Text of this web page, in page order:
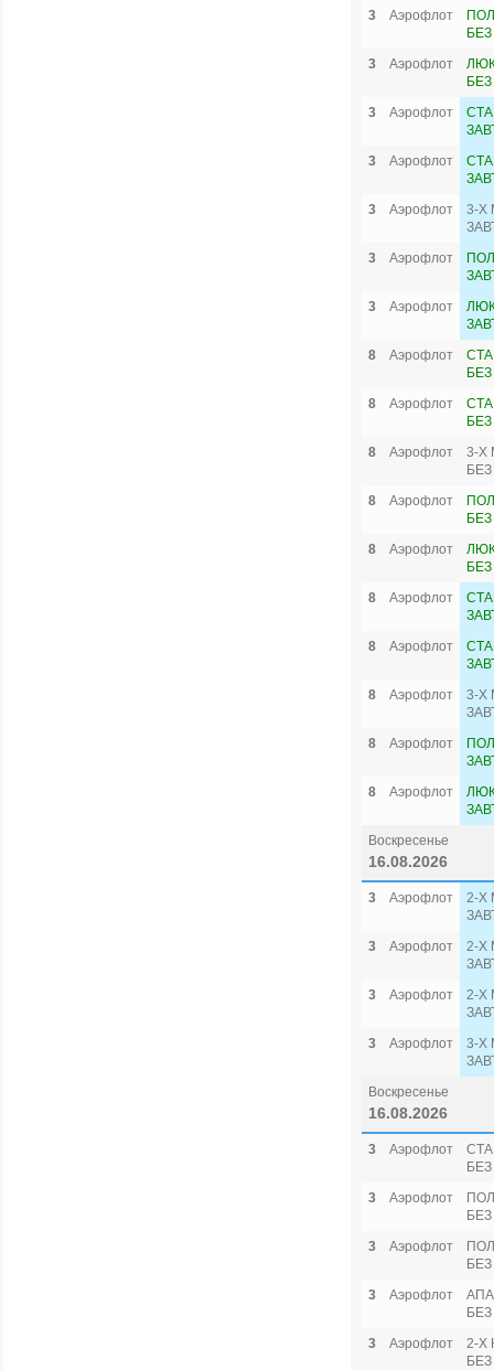
3 Аэрофлот
3
Аэрофлот
3
Аэрофлот
3
Аэрофлот
3
Аэрофлот
3-Х
3
Аэрофлот
3
Аэрофлот
8
Аэрофлот
8
Аэрофлот
8
Аэрофлот
3-Х
8
Аэрофлот
8
Аэрофлот
8
Аэрофлот
8
Аэрофлот
8
Аэрофлот
3-Х
8
Аэрофлот
8
Аэрофлот
Воскресенье
16.08.2026
3 Аэрофлот
2-Х
3
Аэрофлот
2-Х
3
Аэрофлот
2-Х
3
Аэрофлот
3-Х
Воскресенье
16.08.2026
3 Аэрофлот
3
Аэрофлот
3
Аэрофлот
3
Аэрофлот
3
Аэрофлот
2-Х